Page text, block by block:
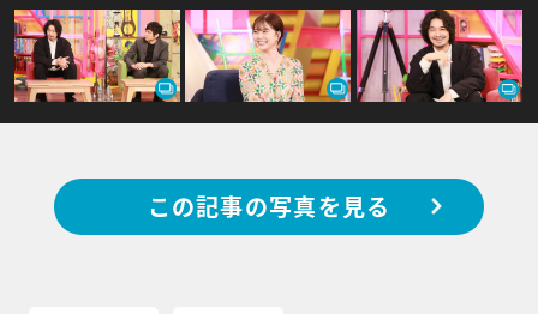
この記事の写真を見る